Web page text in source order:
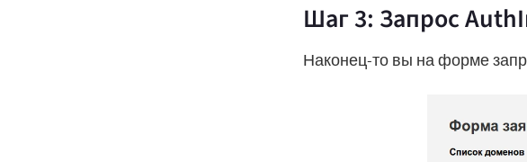
Шаг 3: Запрос
Наконец-то вы на форме